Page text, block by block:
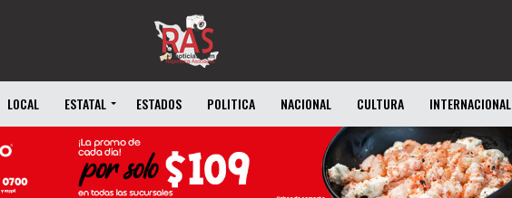
LOCAL ESTATAL ESTADOS POLITICA NACIONAL CULTURA INTERNACIONAL